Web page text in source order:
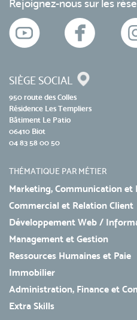
Rejoignez-nous sur les
SIÈGE SOCIAL
950 route des Colles
Résidence Les Templiers
Bâtiment Le Patio
06410 Biot
04 83 58 00 50
THÉMATIQUE PAR MÉTIER
Marketing, Communication et
Commercial et Relation Client
Développement Web /
Management et Gestion
Ressources Humaines et Paie
Immobilier
Administration, Finance et
Extra Skills